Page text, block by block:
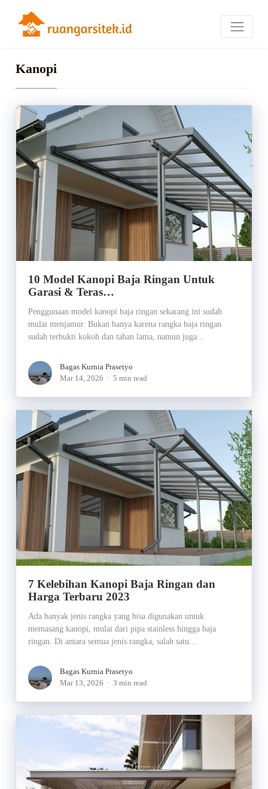
Kanopi
10 Model Kanopi Baja Ringan Untuk
Garasi & Teras…
Penggunaan model kanopi baja ringan sekarang ini sudah
mulai menjamur. Bukan hanya karena rangka baja ringan
sudah terbukti kokoh dan tahan lama, namun juga...
Bagas Kurnia Prasetyo
Mar 14, 2026
5 min read
7 Kelebihan Kanopi Baja Ringan dan
Harga Terbaru 2023
Ada banyak jenis rangka yang bisa digunakan untuk
memasang kanopi, mulai dari pipa stainless hingga baja
ringan. Di antara semua jenis rangka, salah satu...
Bagas Kurnia Prasetyo
Mar 13, 2026
3 min read